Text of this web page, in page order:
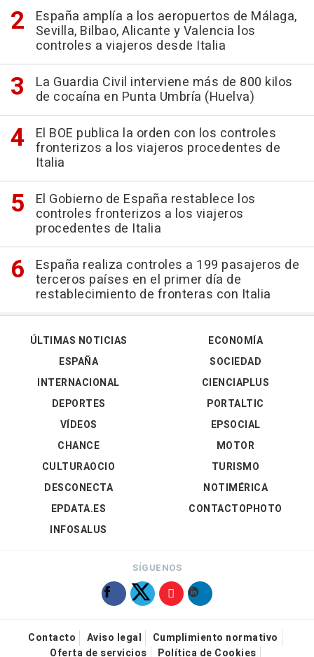
España amplía a los aeropuertos de Málaga,
Sevilla, Bilbao, Alicante y Valencia los
controles a viajeros desde Italia
La Guardia Civil interviene más de 800 kilos
de cocaína en Punta Umbría (Huelva)
El BOE publica la orden con los controles
fronterizos a los viajeros procedentes de
Italia
El Gobierno de España restablece los
controles fronterizos a los viajeros
procedentes de Italia
España realiza controles a 199 pasajeros de
terceros países en el primer día de
restablecimiento de fronteras con Italia
ÚLTIMAS NOTICIAS
ESPAÑA
INTERNACIONAL
DEPORTES
VÍDEOS
ECONOMÍA
SOCIEDAD
CIENCIAPLUS
PORTALTIC
EPSOCIAL
CHANCE
CULTURAOCIO
DESCONECTA
EPDATA.ES
INFOSALUS
MOTOR
TURISMO
NOTIMÉRICA
CONTACTOPHOTO
SÍGUENOS
Contacto Aviso legal
Cumplimiento normativo
Oferta de servicios
Política de Cookies